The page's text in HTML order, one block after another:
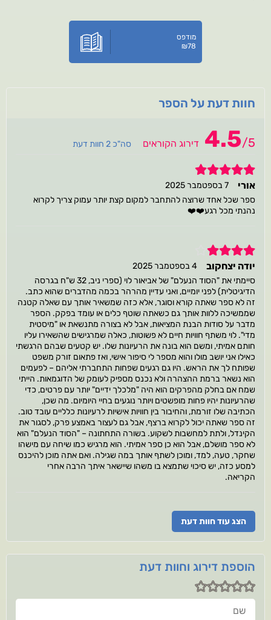
מודפס
₪78
חוות דעת על הספר
4.5/5 דירוג הקוראים סה"כ 2 חוות דעת
5
אורי
7 בספטמבר 2025
ספר שכל אחד שרוצה להתחבר למקום קצת יותר עמוק צריך לקרוא
נהנתי מכל רגע❤️❤️
4
יודה יצחקוב
4 בספטמבר 2025
סיימתי את "הסוד הנעלם" של אביאור לוי (ספרי ניב, 32 ש"ח בגרסה
הדיגיטלית) לפני יומיים, ואני עדיין מהרהר בכמה מהדברים שהוא כתב.
זה לא ספר שאתה קורא וסוגר, אלא כזה שמשאיר אותך עם שאלה קטנה
שממשיכה ללוות אותך גם כשאתה שוטף כלים או עומד בפקק. הספר
מדבר על סודות הבנת המציאות, אבל לא בצורה מתנשאת או "מיסטית
מדי". לוי משתף חוויות חיים לא פשוטות, כאלה שמרגישים שהשאירו עליו
חותם אמיתי, ומשם הוא בונה את הרעיונות שלו. יש קטעים שבהם הרגשתי
כאילו אני יושב מולו והוא מספר לי סיפור אישי, ואז פתאום זורק משפט
שפותח לך את הראש. היו גם רגעים שפחות התחברתי אליהם – לפעמים
הוא נשאר ברמת ההצהרה ולא נכנס מספיק לעומק של הדוגמאות. הייתי
שמח אם בחלק מהפרקים הוא היה "מלכלך ידיים" יותר עם פרטים, כדי
שהרעיונות יהיו פחות מופשטים ויותר נוגעים בחיי היומיום. מה שכן,
הכתיבה שלו זורמת, והחיבור בין חוויות אישיות לרעיונות כלליים עובד טוב.
זה ספר שאתה יכול לקרוא ברצף, אבל גם לעצור באמצע פרק, לסגור את
הקינדל, ולתת למחשבות לשקוע. בשורה התחתונה – "הסוד הנעלם" הוא
לא ספר מושלם, אבל הוא כן ספר אמיתי. הוא מרגיש כמו שיחה עם מישהו
שחקר, טעה, למד, ומוכן לשתף אותך במה שגילה. ואם אתה מוכן להיכנס
למסע כזה, יש סיכוי שתמצא בו משהו שיישאר איתך הרבה אחרי
הקריאה.
הצג עוד חוות דעת
הוספת דירוג וחוות דעת
שם